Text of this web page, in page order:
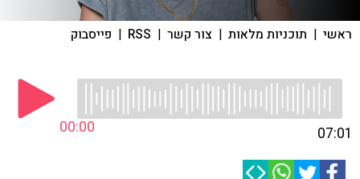
ראשי | תוכניות מלאות | צור קשר |
RSS
| פייסבוק
00:00 07:01